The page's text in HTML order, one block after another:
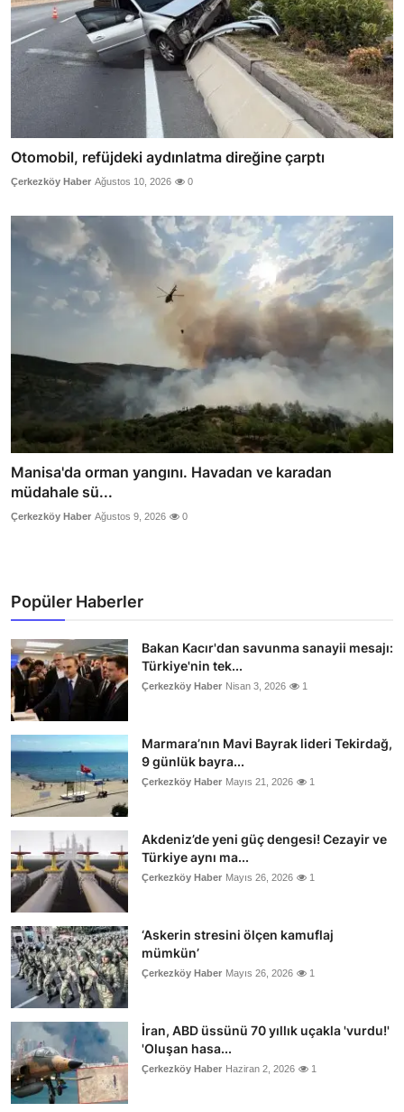
Otomobil, refüjdeki aydınlatma direğine çarptı
Çerkezköy Haber Ağustos 10, 2026 0
Manisa'da orman yangını. Havadan ve karadan
müdahale sü...
Çerkezköy Haber Ağustos 9, 2026 0
Popüler Haberler
Bakan Kacır'dan savunma sanayii mesajı:
Türkiye'nin tek...
Çerkezköy Haber Nisan 3, 2026 1
Marmara’nın Mavi Bayrak lideri Tekirdağ,
9 günlük bayra...
Çerkezköy Haber Mayıs 21, 2026 1
Akdeniz’de yeni güç dengesi! Cezayir ve
Türkiye aynı ma...
Çerkezköy Haber Mayıs 26, 2026 1
‘Askerin stresini ölçen kamuflaj
mümkün’
Çerkezköy Haber Mayıs 26, 2026 1
İran, ABD üssünü 70 yıllık uçakla 'vurdu!'
'Oluşan hasa...
Çerkezköy Haber Haziran 2, 2026 1